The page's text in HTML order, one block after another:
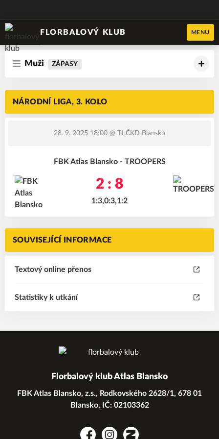
FLORBALOVÝ KLUB MENU
Muži ZÁPASY
NÁRODNÍ LIGA, 3. KOLO
28. 9. 2025 18:00 @ TJ ČKD Blansko
FBK Atlas Blansko - TROOPERS
2 : 8
1:3,0:3,1:2
SOUVISEJÍCÍ INFORMACE
Textový online přenos
Statistiky k utkání
Florbalový klub Atlas Blansko
FBK Atlas Blansko, z.s., Rodkovského 2628/1, 678 01
Blansko, IČ: 02103362